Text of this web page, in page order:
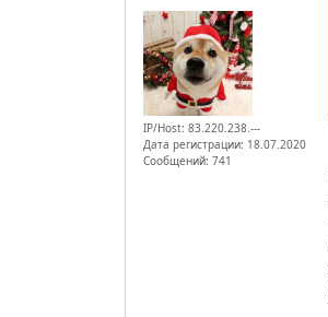
IP/Host: 83.220.238.---
Дата регистрации: 18.07.2020
Сообщений: 741